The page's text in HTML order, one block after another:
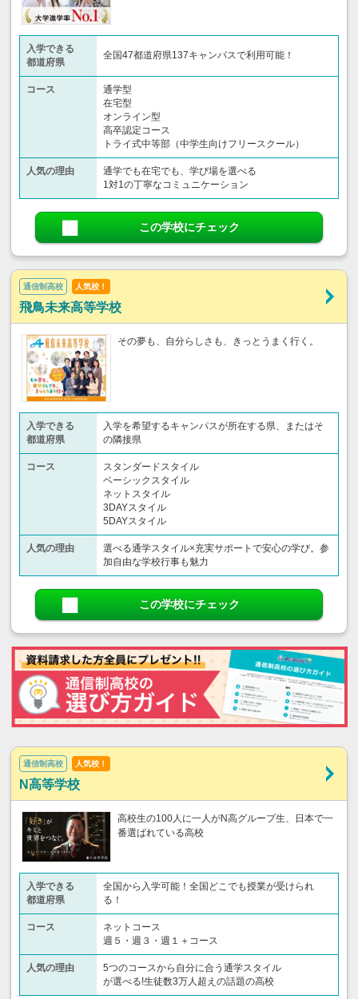
入学できる
都道府県
全国47都道府県137キャンパスで利用可能！
コース
通学型
在宅型
オンライン型
高卒認定コース
トライ式中等部（中学生向けフリースクール）​
人気の理由
通学でも在宅でも、学び場を選べる
1対1の丁寧なコミュニケーション
この学校にチェック
通信制高校 人気校！
飛鳥未来高等学校
その夢も、自分らしさも、きっとうまく行く。
入学できる
都道府県
入学を希望するキャンパスが所在する県、またはそ
の隣接県
コース
スタンダードスタイル
ベーシックスタイル
ネットスタイル
3DAYスタイル
5DAYスタイル
人気の理由
選べる通学スタイル×充実サポートで安心の学び。参
加自由な学校行事も魅力
この学校にチェック
通信制高校 人気校！
N高等学校
高校生の100人に一人がN高グループ生、日本で一
番選ばれている高校
入学できる
都道府県
全国から入学可能！全国どこでも授業が受けられ
る！
コース
ネットコース
週５・週３・週１＋コース
人気の理由
5つのコースから自分に合う通学スタイル
が選べる!生徒数3万人超えの話題の高校